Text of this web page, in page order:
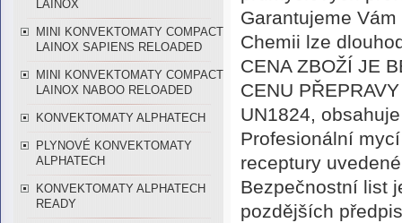
LAINOX
MINI KONVEKTOMATY COMPACT
LAINOX SAPIENS RELOADED
MINI KONVEKTOMATY COMPACT
LAINOX NABOO RELOADED
KONVEKTOMATY ALPHATECH
PLYNOVÉ KONVEKTOMATY
ALPHATECH
KONVEKTOMATY ALPHATECH
READY
Garantujeme
Chemii lze
CENA ZBOŽÍ JE
CENU
UN1824,
Profesionální
receptury
Bezpečnostní list
pozdějších